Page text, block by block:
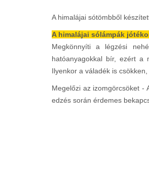
A himalájai sótömbből
A himalájai sólámpák
Megkönnyíti a légzési
hatóanyagokkal bír, ezért a
Ilyenkor a váladék is
Megelőzi az izomgörcsöket -
edzés során érdemes